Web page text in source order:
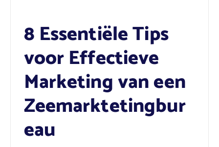
8 Essentiële Tips
voor Effectieve
Marketing van een
Zeemarktetingbur
eau